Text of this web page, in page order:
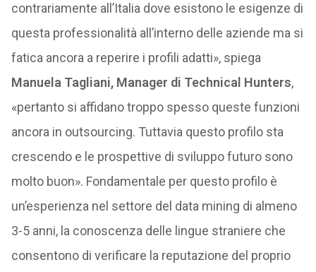
contrariamente all’Italia dove esistono le esigenze di
questa professionalità all’interno delle aziende ma si
fatica ancora a reperire i profili adatti», spiega
Manuela Tagliani, Manager di Technical Hunters,
«pertanto si affidano troppo spesso queste funzioni
ancora in outsourcing. Tuttavia questo profilo sta
crescendo e le prospettive di sviluppo futuro sono
molto buon». Fondamentale per questo profilo è
un’esperienza nel settore del data mining di almeno
3-5 anni, la conoscenza delle lingue straniere che
consentono di verificare la reputazione del proprio